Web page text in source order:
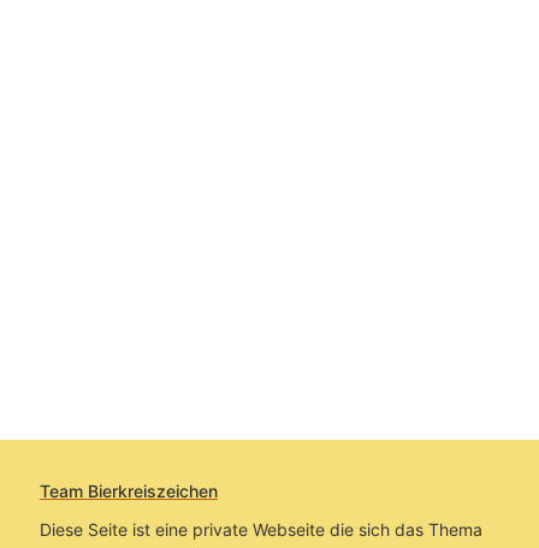
Team Bierkreiszeichen
Diese Seite ist eine private Webseite die sich das Thema